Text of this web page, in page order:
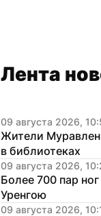
Лента
09 августа 2026,
Жители
в библиотеках
09 августа 2026,
Более 700 пар
Уренгою
09 августа 2026,